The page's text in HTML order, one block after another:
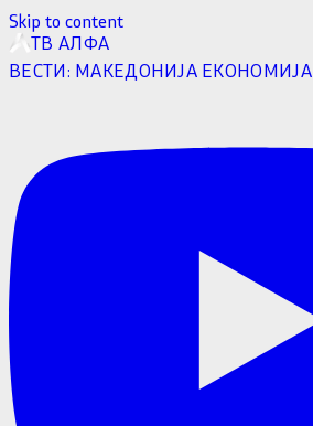
Skip to content
ТВ АЛФА
ВЕСТИ: МАКЕДОНИЈА ЕКОНОМИЈА